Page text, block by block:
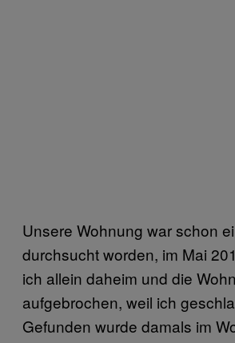
Unsere Wohnung war schon
durchsucht worden, im Mai
ich allein daheim und die
aufgebrochen, weil ich
Gefunden wurde damals im